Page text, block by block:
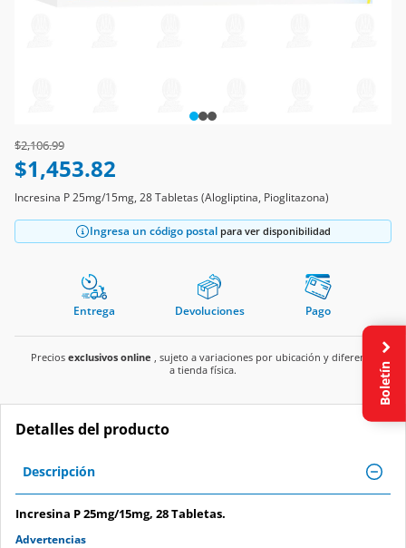
Price reduced from
$2,106.99to
$1,453.82
Incresina P 25mg/15mg, 28 Tabletas (Alogliptina, Pioglitazona)
Ingresa un código postal para ver disponibilidad
Entrega Devoluciones Pago
Precios exclusivos online , sujeto a variaciones por ubicación y diferente
a tienda física.
Detalles del producto
Descripción
Incresina P 25mg/15mg, 28 Tabletas.
Advertencias
Boletín